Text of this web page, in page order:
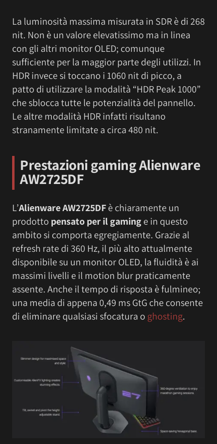
La luminosità massima misurata in SDR è di 268
nit. Non è un valore elevatissimo ma in linea
con gli altri monitor OLED; comunque
sufficiente per la maggior parte degli utilizzi. In
HDR invece si toccano i 1060 nit di picco, a
patto di utilizzare la modalità “HDR Peak 1000”
che sblocca tutte le potenzialità del pannello.
Le altre modalità HDR infatti risultano
stranamente limitate a circa 480 nit.
Prestazioni gaming Alienware
AW2725DF
L’Alienware AW2725DFè chiaramente un
prodotto pensato per il gaminge in questo
ambito si comporta egregiamente. Grazie al
refresh rate di 360 Hz, il più alto attualmente
disponibile su un monitor OLED, la fluidità è ai
massimi livelli e il motion blur praticamente
assente. Anche il tempo di risposta è fulmineo;
una media di appena 0,49 ms GtG che consente
di eliminare qualsiasi sfocatura o ghosting.